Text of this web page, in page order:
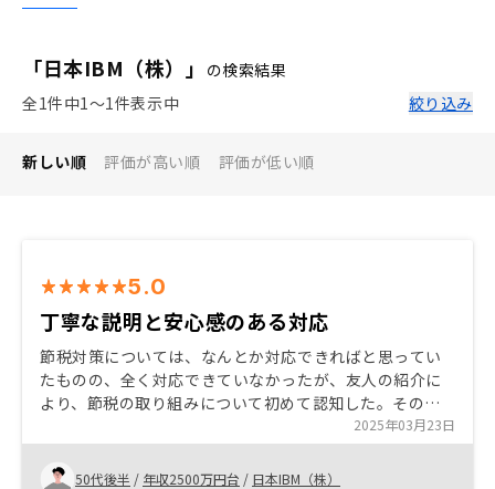
「日本IBM（株）」
の検索結果
全1件中1〜1件表示中
絞り込み
新しい順 評価が高い順 評価が低い順
5.0
丁寧な説明と安心感のある対応
節税対策については、なんとか対応できればと思ってい
たものの、全く対応できていなかったが、友人の紹介に
より、節税の取り組みについて初めて認知した。その上
で、RENOSY様での取り組みについて説明を受けたが、
丁寧で安心感のある対応と物件内容について納得が行っ
たため、購入を決めた。
2025年03月23日
50代後半 / 年収2500万円台 / 日本IBM（株）